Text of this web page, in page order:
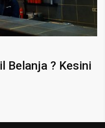
Belanja ? Kesini